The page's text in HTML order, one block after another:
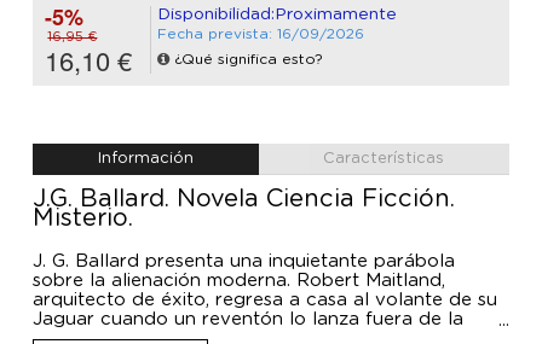
-5%
16,95 €
16,10 €
Disponibilidad:Proximamente
Fecha prevista: 16/09/2026
¿Qué significa esto?
Información Características
J.G. Ballard. Novela Ciencia Ficción.
Misterio.
J. G. Ballard presenta una inquietante parábola
sobre la alienación moderna. Robert Maitland,
arquitecto de éxito, regresa a casa al volante de su
Jaguar cuando un reventón lo lanza fuera de la
autopista y lo deja atrapado en una isla de cemento,